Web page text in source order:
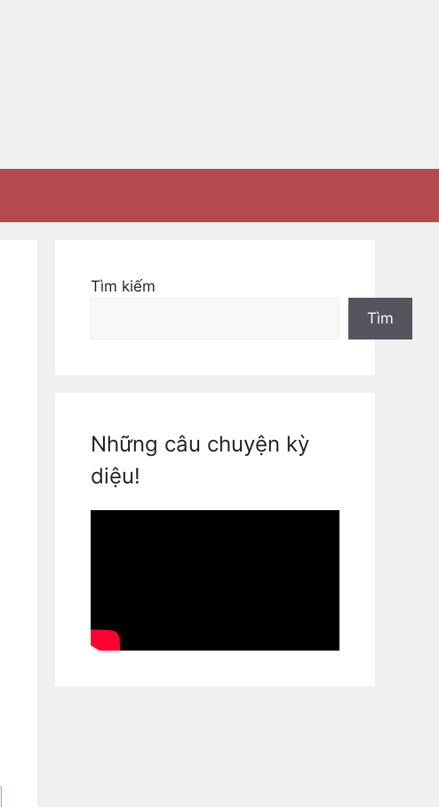
Tìm kiếm
Tìm
Những câu chuyện kỳ
diệu!